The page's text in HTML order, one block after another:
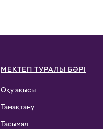
МЕКТЕП ТУРАЛЫ БӘРІ
Оқу ақысы
Тамақтану
Тасымал